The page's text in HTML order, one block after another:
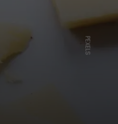
PEXELS